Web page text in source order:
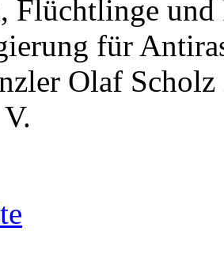
Flüchtlinge und
für
Olaf